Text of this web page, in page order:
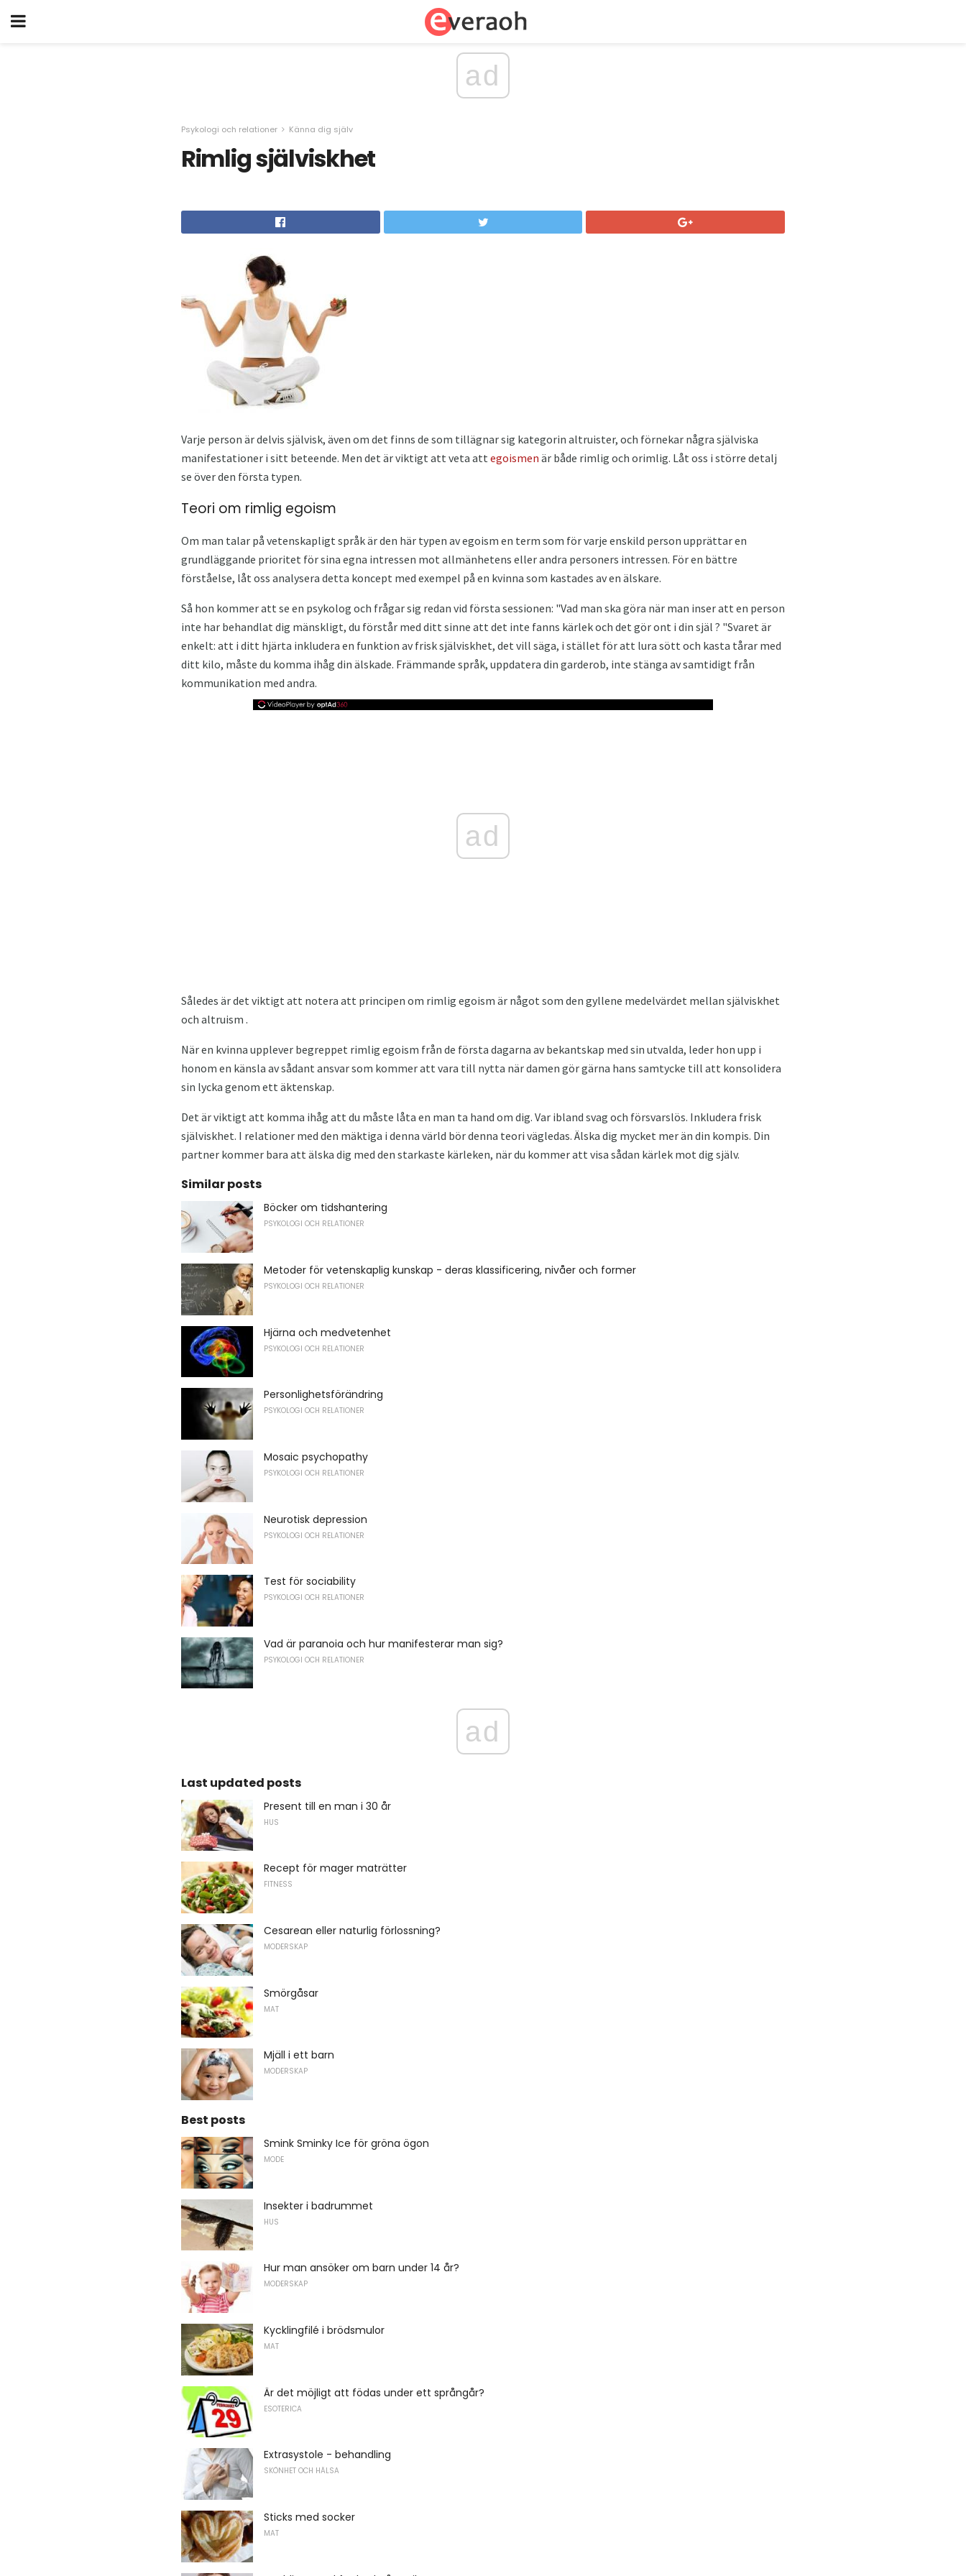
ad
Psykologi och relationer Känna dig själv
Rimlig själviskhet
Varje person är delvis självisk, även om det finns de som tillägnar sig kategorin altruister, och förnekar några själviska
manifestationer i sitt beteende. Men det är viktigt att veta att egoismen är både rimlig och orimlig. Låt oss i större detalj
se över den första typen.
Teori om rimlig egoism
Om man talar på vetenskapligt språk är den här typen av egoism en term som för varje enskild person upprättar en
grundläggande prioritet för sina egna intressen mot allmänhetens eller andra personers intressen. För en bättre
förståelse, låt oss analysera detta koncept med exempel på en kvinna som kastades av en älskare.
Så hon kommer att se en psykolog och frågar sig redan vid första sessionen: "Vad man ska göra när man inser att en person
inte har behandlat dig mänskligt, du förstår med ditt sinne att det inte fanns kärlek och det gör ont i din själ ? "Svaret är
enkelt: att i ditt hjärta inkludera en funktion av frisk själviskhet, det vill säga, i stället för att lura sött och kasta tårar med
ditt kilo, måste du komma ihåg din älskade. Främmande språk, uppdatera din garderob, inte stänga av samtidigt från
kommunikation med andra.
ad
Således är det viktigt att notera att principen om rimlig egoism är något som den gyllene medelvärdet mellan själviskhet
och altruism .
När en kvinna upplever begreppet rimlig egoism från de första dagarna av bekantskap med sin utvalda, leder hon upp i
honom en känsla av sådant ansvar som kommer att vara till nytta när damen gör gärna hans samtycke till att konsolidera
sin lycka genom ett äktenskap.
Det är viktigt att komma ihåg att du måste låta en man ta hand om dig. Var ibland svag och försvarslös. Inkludera frisk
själviskhet. I relationer med den mäktiga i denna värld bör denna teori vägledas. Älska dig mycket mer än din kompis. Din
partner kommer bara att älska dig med den starkaste kärleken, när du kommer att visa sådan kärlek mot dig själv.
Similar posts
Böcker om tidshantering
PSYKOLOGI OCH RELATIONER
Metoder för vetenskaplig kunskap - deras klassificering, nivåer och former
PSYKOLOGI OCH RELATIONER
Hjärna och medvetenhet
PSYKOLOGI OCH RELATIONER
Personlighetsförändring
PSYKOLOGI OCH RELATIONER
Mosaic psychopathy
PSYKOLOGI OCH RELATIONER
Neurotisk depression
PSYKOLOGI OCH RELATIONER
Test för sociability
PSYKOLOGI OCH RELATIONER
Vad är paranoia och hur manifesterar man sig?
PSYKOLOGI OCH RELATIONER
ad
Last updated posts
Present till en man i 30 år
HUS
Recept för mager maträtter
FITNESS
Cesarean eller naturlig förlossning?
MODERSKAP
Smörgåsar
MAT
Mjäll i ett barn
MODERSKAP
Best posts
Smink Sminky Ice för gröna ögon
MODE
Insekter i badrummet
HUS
Hur man ansöker om barn under 14 år?
MODERSKAP
Kycklingfilé i brödsmulor
MAT
Är det möjligt att födas under ett språngår?
ESOTERICA
Extrasystole - behandling
SKÖNHET OCH HÄLSA
Sticks med socker
MAT